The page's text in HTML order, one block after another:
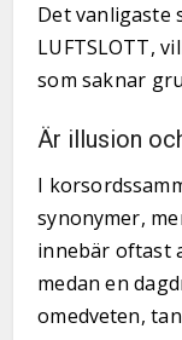
Det vanligaste
LUFTSLOTT,
som saknar
Är illusion
I
synonymer,
innebär oftast
medan en
omedveten,